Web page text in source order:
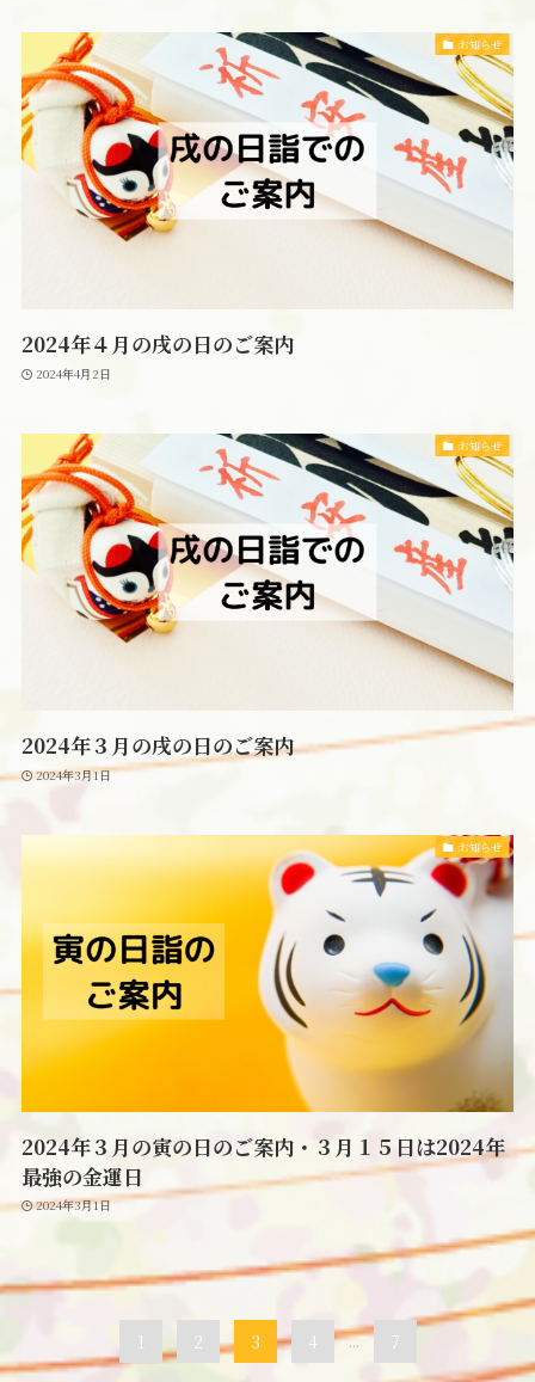
お知らせ
2024年４月の戌の日のご案内
2024年4月2日
お知らせ
2024年３月の戌の日のご案内
2024年3月1日
お知らせ
2024年３月の寅の日のご案内・３月１５日は2024年
最強の金運日
2024年3月1日
1 2 3 4 ... 7